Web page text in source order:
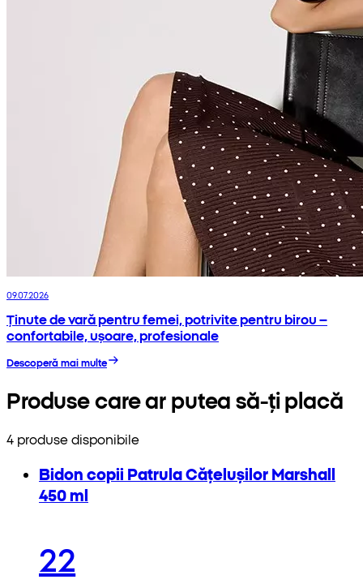
09.07.2026
Ținute de vară pentru femei, potrivite pentru birou –
confortabile, ușoare, profesionale
Descoperă mai multe
Produse care ar putea să-ți placă
4 produse disponibile
Bidon copii Patrula Cățelușilor Marshall
450 ml
22